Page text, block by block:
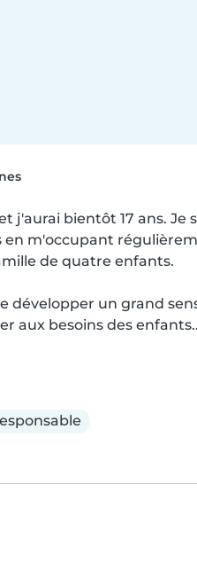
j'aurai bientôt 17 ans.
en m'occupant
de quatre enfants.
développer un grand
aux besoins des